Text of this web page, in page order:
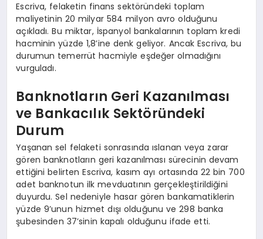
Escriva, felaketin finans sektöründeki toplam
maliyetinin 20 milyar 584 milyon avro olduğunu
açıkladı. Bu miktar, İspanyol bankalarının toplam kredi
hacminin yüzde 1,8’ine denk geliyor. Ancak Escriva, bu
durumun temerrüt hacmiyle eşdeğer olmadığını
vurguladı.
Banknotların Geri Kazanılması
ve Bankacılık Sektöründeki
Durum
Yaşanan sel felaketi sonrasında ıslanan veya zarar
gören banknotların geri kazanılması sürecinin devam
ettiğini belirten Escriva, kasım ayı ortasında 22 bin 700
adet banknotun ilk mevduatının gerçekleştirildiğini
duyurdu. Sel nedeniyle hasar gören bankamatiklerin
yüzde 9’unun hizmet dışı olduğunu ve 298 banka
şubesinden 37’sinin kapalı olduğunu ifade etti.